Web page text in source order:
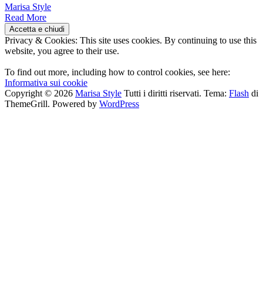
Marisa Style
Read More
Privacy & Cookies: This site uses cookies. By continuing to use this
website, you agree to their use.
To find out more, including how to control cookies, see here:
Informativa sui cookie
Copyright © 2026 Marisa Style Tutti i diritti riservati. Tema: Flash di
ThemeGrill. Powered by WordPress